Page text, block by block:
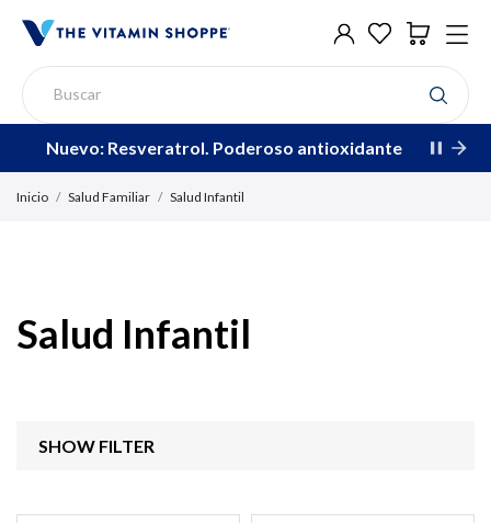
Nuevo: Resveratrol. Poderoso antioxidante
Inicio Salud Familiar Salud Infantil
Salud Infantil
SHOW FILTER